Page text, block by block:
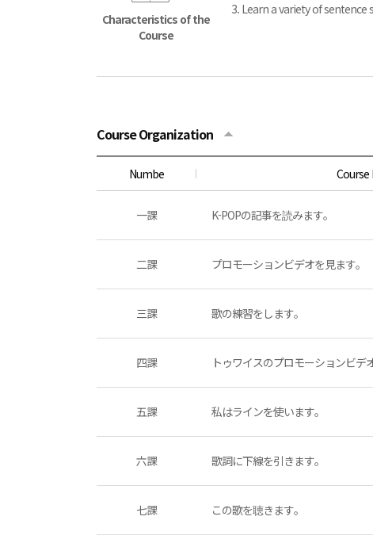
Characteristics of the
Course
3. Learn a variety of sentence
Course Organization
Numbe Course
一課 K-POPの記事を読みます。
二課 プロモーションビデオを見ます。
三課 歌の練習をします。
四課 トゥワイスのプロモーションビデ
五課 私はラインを使います。
六課 歌詞に下線を引きます。
七課 この歌を聴きます。